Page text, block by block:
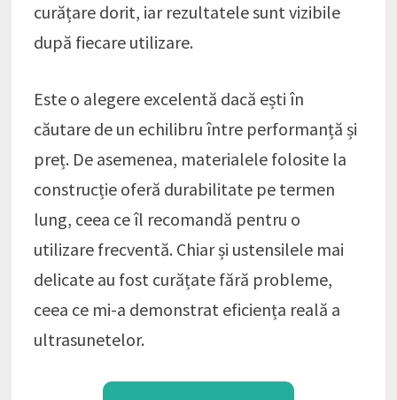
curățare dorit, iar rezultatele sunt vizibile
după fiecare utilizare.
Este o alegere excelentă dacă ești în
căutare de un echilibru între performanță și
preț. De asemenea, materialele folosite la
construcție oferă durabilitate pe termen
lung, ceea ce îl recomandă pentru o
utilizare frecventă. Chiar și ustensilele mai
delicate au fost curățate fără probleme,
ceea ce mi-a demonstrat eficiența reală a
ultrasunetelor.